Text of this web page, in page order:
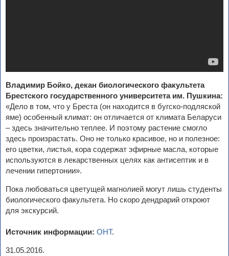
Владимир Бойко, декан биологического факультета
Брестского государственного университета им. Пушкина:
«Дело в том, что у Бреста (он находится в бугско-подляской
яме) особенный климат: он отличается от климата Беларуси
– здесь значительно теплее. И поэтому растение смогло
здесь произрастать. Оно не только красивое, но и полезное:
его цветки, листья, кора содержат эфирные масла, которые
используются в лекарственных целях как антисептик и в
лечении гипертонии».
Пока любоваться цветущей магнолией могут лишь студенты
биологического факультета. Но скоро дендрарий откроют
для экскурсий.
Источник информации: ОНТ.
31.05.2016.